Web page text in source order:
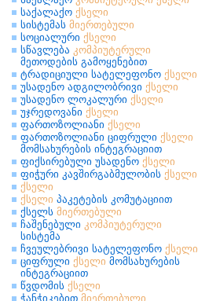
საქალაქო ქსელი
სისტემას მიერთებული
სოციალური ქსელი
სწავლება კომპიუტერული
მეთოდების გამოყენებით
ტრადიციული სატელეფონო ქსელი
უსადენო ადგილობრივი ქსელი
უსადენო ლოკალური ქსელი
უჯრედოვანი ქსელი
ფართოზოლიანი ქსელი
ფართოზოლიანი ციფრული ქსელი
მომსახურების ინტეგრაციით
ფიქსირებული უსადენო ქსელი
ფიჭური კავშირგაბმულობის ქსელი
ქსელი
ქსელი პაკეტების კომუტაციით
ქსელს მიერთებული
ჩაშენებული კომპიუტერული
სისტემა
ჩვეულებრივი სატელეფონო ქსელი
ციფრული ქსელი მომსახურების
ინტეგრაციით
წვდომის ქსელი
ჭანჭიკებით მიერთებული